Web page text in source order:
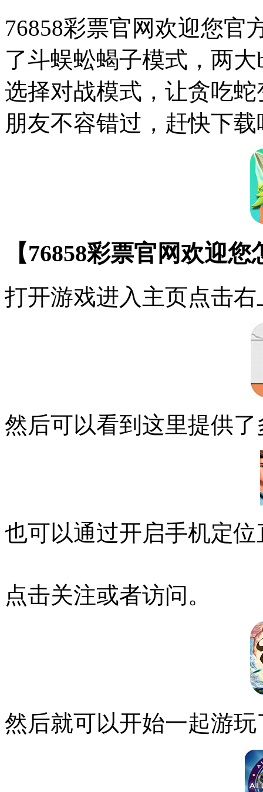
76858彩票官网欢迎您官
了斗蜈蚣蝎子模式，两
选择对战模式，让贪吃
朋友不容错过，赶快下载
【76858彩票官网欢迎
打开游戏进入主页点击
然后可以看到这里提供
也可以通过开启手机定
点击关注或者访问。
然后就可以开始一起游玩